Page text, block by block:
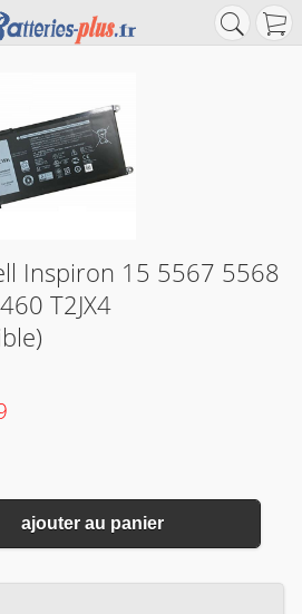
Inspiron 15 5567 5568
T2JX4
ajouter au panier